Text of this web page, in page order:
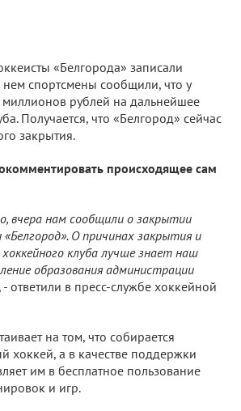
«Белгорода» записали
спортсмены сообщили, что у
миллионов рублей на дальнейшее
Получается, что «Белгород» сейчас
закрытия.
происходящее сам
вчера нам сообщили о закрытии
О причинах закрытия и
клуба лучше знает наш
образования администрации
, - ответили в пресс-службе хоккейной
на том, что собирается
хоккей, а в качестве поддержки
им в бесплатное пользование
и игр.